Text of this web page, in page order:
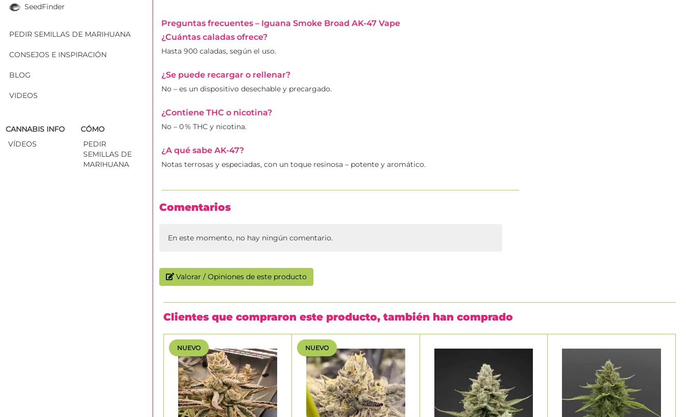
Preguntas frecuentes – Iguana Smoke Broad AK‑47 Vape
¿Cuántas caladas ofrece?
Hasta 900 caladas, según el uso.
¿Se puede recargar o rellenar?
No – es un dispositivo desechable y precargado.
¿Contiene THC o nicotina?
No – 0 % THC y nicotina.
¿A qué sabe AK‑47?
Notas terrosas y especiadas, con un toque resinosa – potente y aromático.
Comentarios
En este momento, no hay ningún comentario.
Valorar / Opiniones de este producto
Clientes que compraron este producto, también han comprado
NUEVO NUEVO
SeedFinder
PEDIR SEMILLAS DE MARIHUANA
CONSEJOS E INSPIRACIÓN
BLOG
VIDEOS
CANNABIS INFO
VÍDEOS
CÓMO
PEDIR
SEMILLAS DE
MARIHUANA